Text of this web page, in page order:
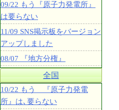
09/22 もう『原子力発電所』
は要らない
11/09 SNS掲示板をバージョン
アップしました
08/07 『地方分権』
全国
10/22 もう 『原子力発電
所』は､要らない